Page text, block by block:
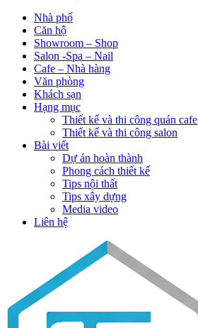
Nhà phố
Căn hộ
Showroom – Shop
Salon -Spa – Nail
Cafe – Nhà hàng
Văn phòng
Khách sạn
Hạng mục
Thiết kế và thi công quán cafe
Thiết kế và thi công salon
Bài viết
Dự án hoàn thành
Phong cách thiết kế
Tips nội thất
Tips xây dựng
Media video
Liên hệ